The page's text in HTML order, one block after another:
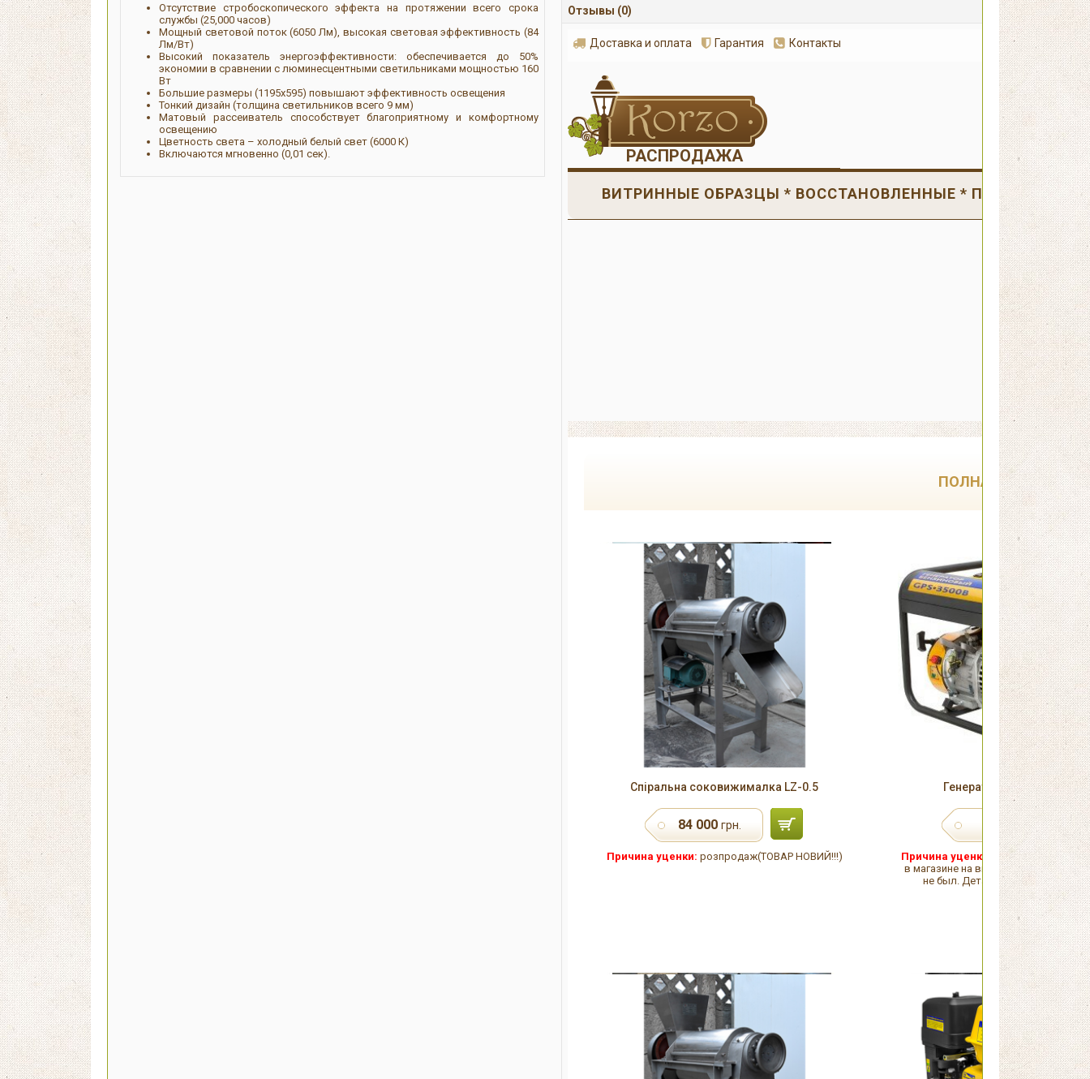
Отсутствие стробоскопического эффекта на протяжении всего срока
службы (25,000 часов)
Мощный световой поток (6050 Лм), высокая световая эффективность (84
Лм/Вт)
Высокий показатель энергоэффективности: обеспечивается до 50%
экономии в сравнении с люминесцентными светильниками мощностью 160
Вт
Большие размеры (1195х595) повышают эффективность освещения
Тонкий дизайн (толщина светильников всего 9 мм)
Матовый рассеиватель способствует благоприятному и комфортному
освещению
Цветность света – холодный белый свет (6000 К)
Включаются мгновенно (0,01 сек).
Отзывы (0)
Доставка и оплата Гарантия Контакты
РАСПРОДАЖА
ВИТРИННЫЕ ОБРАЗЦЫ * ВОССТАНОВЛЕННЫЕ *
ПОЛНАЯ
Спіральна соковижималка LZ-0.5
84 000 грн.
Причина уценки: розпродаж(ТОВАР НОВИЙ!!!)
Генератор Sadko GPS-
6 940грн.
Причина уценки:
Повреждена
в магазине на витрине. Товар в
не был. Детали уточняйте у